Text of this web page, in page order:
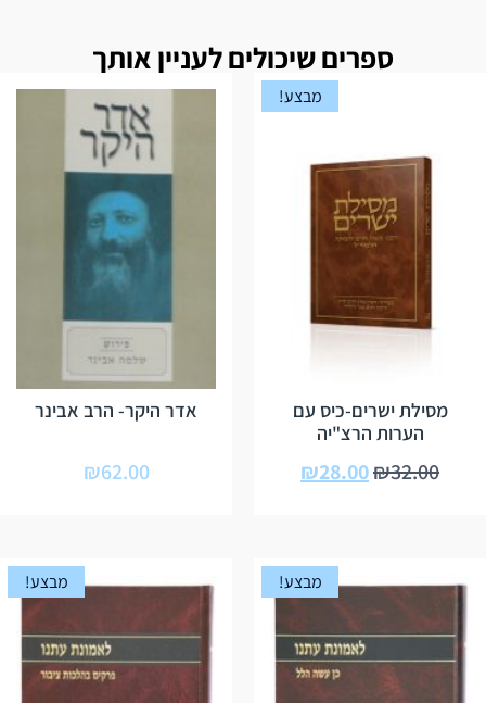
ספרים שיכולים לעניין אותך
מבצע!
מסילת ישרים-כיס עם
הערות הרצ"יה
₪32.00
₪28.00
אדר היקר- הרב אבינר
₪62.00
מבצע! מבצע!